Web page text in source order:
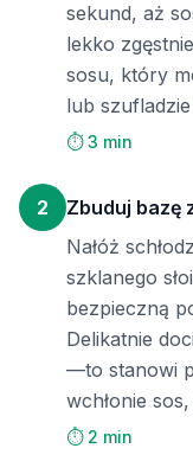
sekund, aż
lekko
sosu, który
lub
⏱️ 3 min
2
Zbuduj bazę
Nałóż
szklanego
bezpieczną
Delikatnie
—to stanowi
wchłonie
⏱️ 2 min